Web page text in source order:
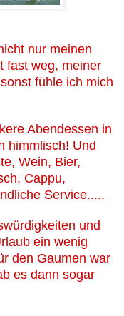
nur meinen
fast weg, meiner
fühle ich mich
Abendessen in
himmlisch! Und
Wein, Bier,
Cappu,
Service.....
und
ein wenig
den Gaumen war
es dann sogar